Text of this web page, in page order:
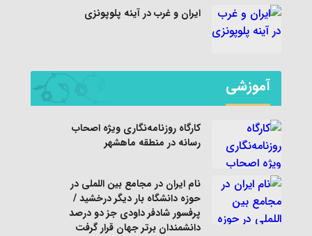
ایران و غرب در آینه پلوپونزی
آموزشی
کارگاه روزنامه‌نگاری ویژه اصحاب
رسانه در منطقه ماهشهر
نام ایران در مجامع بین اللملی در
حوزه دانشگاه بار دیگر درخشید /
پرفسور شادفر داودی جز دو درصد
دانشمندان برتر جهان قرار گرفت